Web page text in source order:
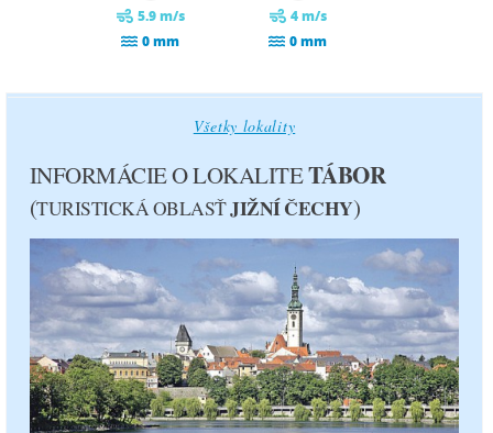
5.9 m/s
0 mm
4 m/s
0 mm
štvrtok
27°C
2.4 m/s
0 mm
piatok
14.8.
29°C
2.2 m/s
0 mm
sobota
15.8.
nedeľa
16.8.
Všetky lokality
INFORMÁCIE O LOKALITETÁBOR
(TURISTICKÁ OBLASŤJIŽNÍ ČECHY)